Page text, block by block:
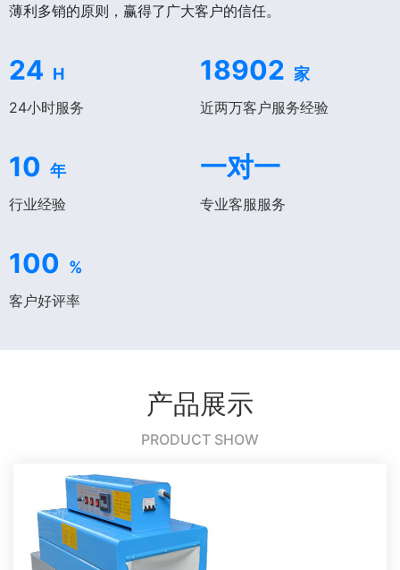
薄利多销的原则，赢得了广大客户的信任。
24 H
24小时服务
18902 家
近两万客户服务经验
10 年
行业经验
一对一
专业客服服务
100 %
客户好评率
产品展示
PRODUCT SHOW